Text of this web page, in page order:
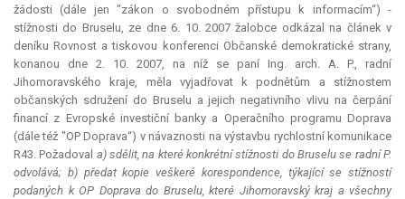
žádosti (dále jen "zákon o svobodném přístupu k informacím“) -
stížnosti do Bruselu, ze dne 6. 10. 2007 žalobce odkázal na článek v
deníku Rovnost a tiskovou konferenci Občanské demokratické strany,
konanou dne 2. 10. 2007, na níž se paní Ing. arch. A. P., radní
Jihomoravského kraje, měla vyjadřovat k podnětům a stížnostem
občanských sdružení do Bruselu a jejich negativního vlivu na čerpání
financí z Evropské investiční banky a Operačního programu Doprava
(dále též "OP Doprava“) v návaznosti na výstavbu rychlostní komunikace
R43. Požadoval a) sdělit, na které konkrétní stížnosti do Bruselu se radní P.
odvolává; b) předat kopie veškeré korespondence, týkající se stížností
podaných k OP Doprava do Bruselu, které Jihomoravský kraj a všechny